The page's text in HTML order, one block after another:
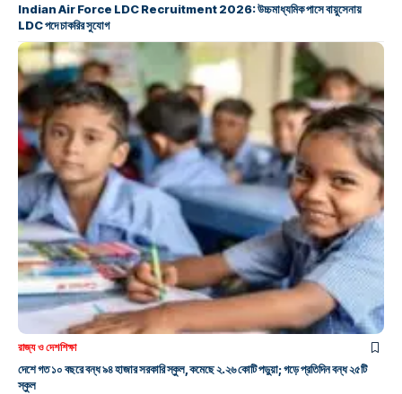
Indian Air Force LDC Recruitment 2026: উচ্চমাধ্যমিক পাসে বায়ুসেনায়
LDC পদে চাকরির সুযোগ
রাজ্য ও দেশশিক্ষা
দেশে গত ১০ বছরে বন্ধ ৯৪ হাজার সরকারি স্কুল, কমেছে ২.২৬ কোটি পড়ুয়া; গড়ে প্রতিদিন বন্ধ ২৫টি
স্কুল